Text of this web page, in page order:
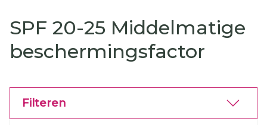
SPF 20-25 Middelmatige
beschermingsfactor
Filteren